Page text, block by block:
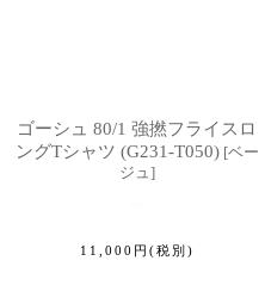
ゴーシュ 80/1 強撚フライスロ
ングTシャツ (G231-T050) [ベー
ジュ]
11,000 円 (税別)